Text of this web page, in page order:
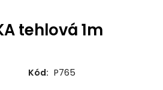
tehlová 1m
Kód: P765